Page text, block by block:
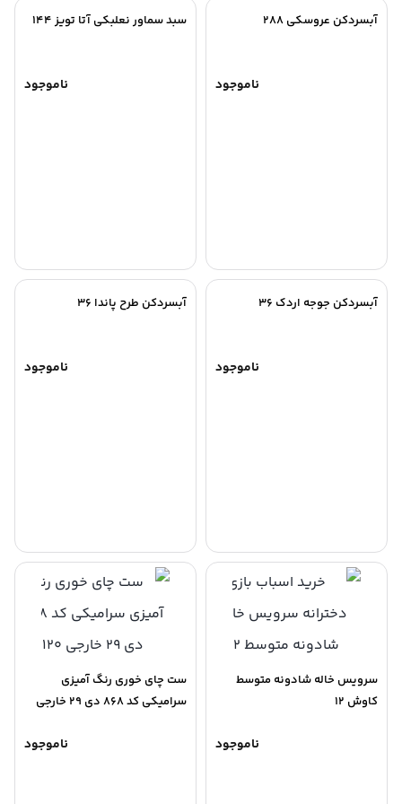
آبسردکن عروسکی 288
ناموجود
سبد سماور نعلبکی آتا تویز 144
ناموجود
آبسردکن جوجه اردک 36
ناموجود
آبسردکن طرح پاندا 36
ناموجود
سرویس خاله شادونه متوسط
کاوش 12
ناموجود
ست چای خوری رنگ آمیزی
سرامیکی کد 868 دی 29 خارجی
ناموجود